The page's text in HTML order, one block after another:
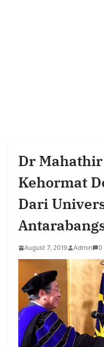
Dr
Kehormat
Dari
August 7, 2019 Admin 0